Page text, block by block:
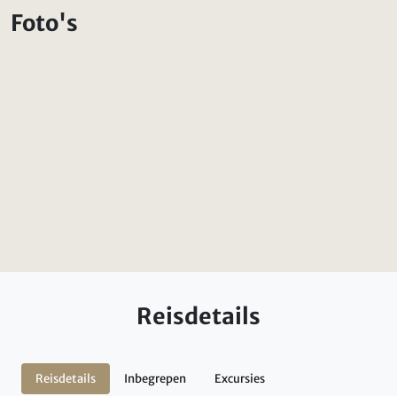
Foto's